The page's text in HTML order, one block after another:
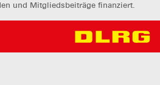
und Mitgliedsbeiträge finanziert.